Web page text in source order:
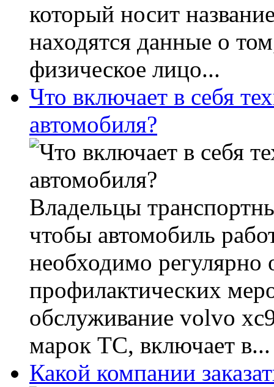
который носит
находятся данные о
физическое лицо...
Что включает в себя
автомобиля?
Владельцы
чтобы автомобиль
необходимо регулярно
профилактических
обслуживание volvo
марок ТС, включает в...
Какой компании